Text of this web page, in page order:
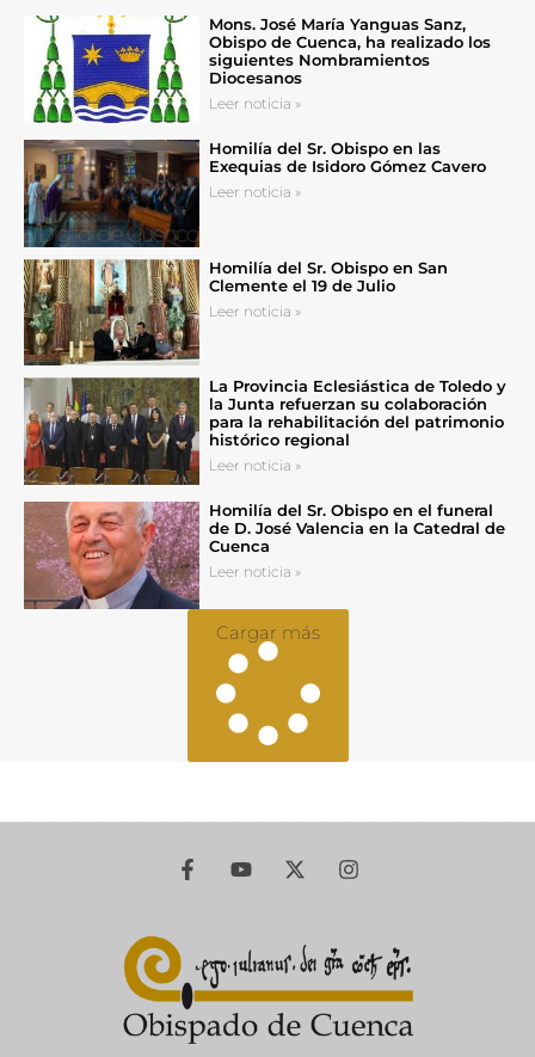
Mons. José María Yanguas Sanz,
Obispo de Cuenca, ha realizado los
siguientes Nombramientos
Diocesanos
Leer noticia »
Homilía del Sr. Obispo en las
Exequias de Isidoro Gómez Cavero
Leer noticia »
Homilía del Sr. Obispo en San
Clemente el 19 de Julio
Leer noticia »
La Provincia Eclesiástica de Toledo y
la Junta refuerzan su colaboración
para la rehabilitación del patrimonio
histórico regional
Leer noticia »
Homilía del Sr. Obispo en el funeral
de D. José Valencia en la Catedral de
Cuenca
Leer noticia »
Cargar más